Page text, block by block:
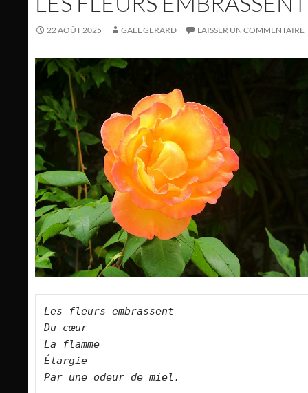
22 AOÛT 2025 GAEL GERARD LAISSER UN COMMENTAIRE
Les fleurs embrassent
Du cœur
La flamme
Élargie
Par une odeur de miel.